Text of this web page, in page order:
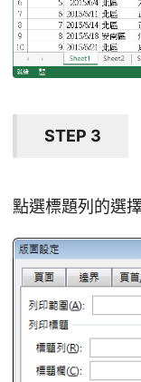
STEP 3
點選標題列的選